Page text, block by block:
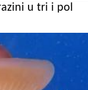
u tri i pol